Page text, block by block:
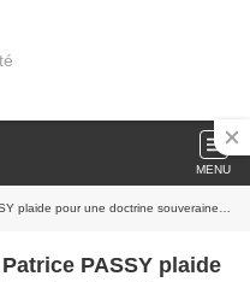
MENU
de sécurité économie face aux nouveaux rapports de puissance
PASSY plaide